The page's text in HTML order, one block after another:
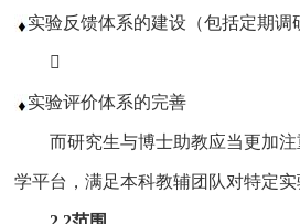
实验反馈体系的建设（包括定期调

实验评价体系的完善
而研究生与博士助教应当更加
学平台，满足本科教辅团队对特定实